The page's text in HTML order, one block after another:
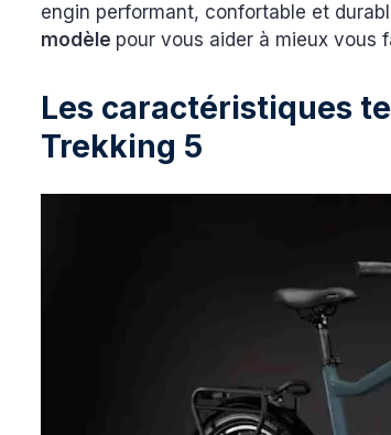
engin performant, confortable et
modèle pour vous aider à mieux vous
Les caractéristiques
Trekking 5